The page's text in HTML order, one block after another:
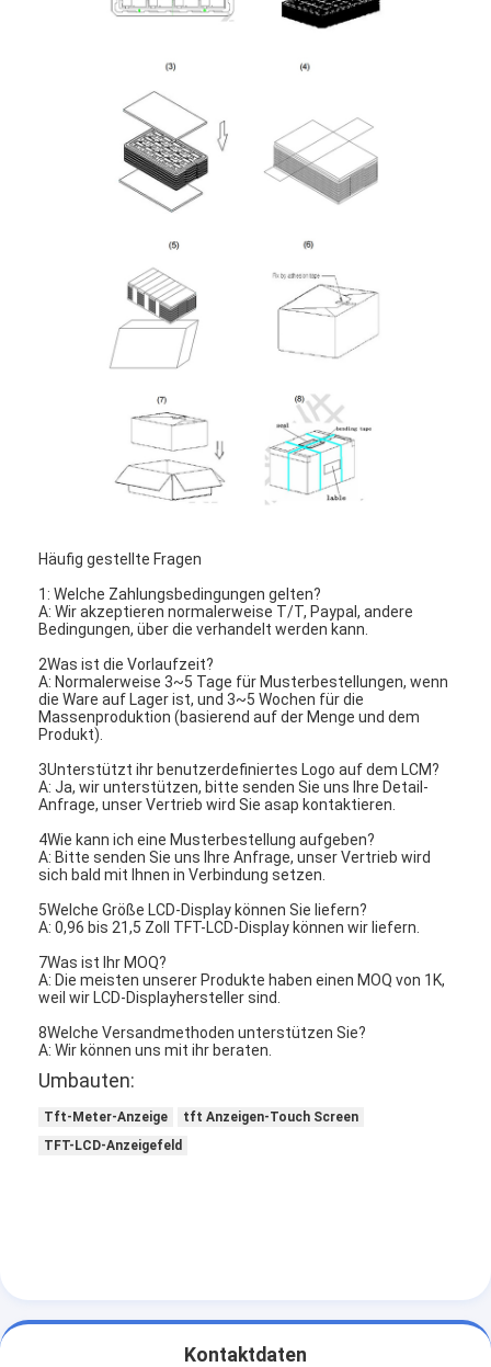
Häufig gestellte Fragen
1: Welche Zahlungsbedingungen gelten?
A: Wir akzeptieren normalerweise T/T, Paypal, andere
Bedingungen, über die verhandelt werden kann.
2Was ist die Vorlaufzeit?
A: Normalerweise 3~5 Tage für Musterbestellungen, wenn
die Ware auf Lager ist, und 3~5 Wochen für die
Massenproduktion (basierend auf der Menge und dem
Produkt).
3Unterstützt ihr benutzerdefiniertes Logo auf dem LCM?
A: Ja, wir unterstützen, bitte senden Sie uns Ihre Detail-
Anfrage, unser Vertrieb wird Sie asap kontaktieren.
4Wie kann ich eine Musterbestellung aufgeben?
A: Bitte senden Sie uns Ihre Anfrage, unser Vertrieb wird
sich bald mit Ihnen in Verbindung setzen.
5Welche Größe LCD-Display können Sie liefern?
A: 0,96 bis 21,5 Zoll TFT-LCD-Display können wir liefern.
7Was ist Ihr MOQ?
A: Die meisten unserer Produkte haben einen MOQ von 1K,
weil wir LCD-Displayhersteller sind.
8Welche Versandmethoden unterstützen Sie?
A: Wir können uns mit ihr beraten.
Umbauten:
Tft-Meter-Anzeige
tft Anzeigen-Touch Screen
TFT-LCD-Anzeigefeld
Kontaktdaten